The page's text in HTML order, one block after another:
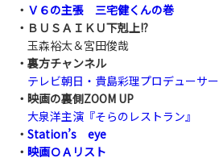
・ Ｖ６の主張 三宅健くんの巻
・ＢＵＳＡＩＫＵ下剋上!?
玉森裕太＆宮田俊哉
・裏方チャンネル
テレビ朝日・貴島彩理プロデューサー
・映画の裏側ZOOM UP
大泉洋主演『そらのレストラン』
・ Station’s eye
・ 映画ＯＡリスト